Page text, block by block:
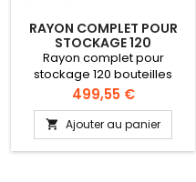
RAYON COMPLET POUR
STOCKAGE 120
BOUTEILLES
Rayon complet pour
stockage 120 bouteilles
Composition : 2 échelles, 1
croisillon, 10 niveaux.
Nombre de bouteilles maxi :
120
Prix
499,55 €
 Ajouter au panier